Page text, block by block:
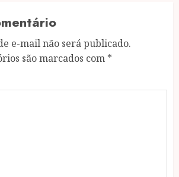
e-mail não será publicado.
são marcados com *